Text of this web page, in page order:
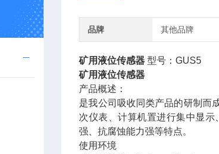
品牌 其他品牌
矿用液位传感器 型号：GUS5
矿用液位传感器
产品概述：
是我公司吸收同类产品的研制而
次仪表、计算机置进行集中显
强、抗腐蚀能力强等特点。
使用环境